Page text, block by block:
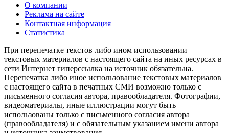
О компании
Реклама на сайте
Контактная информация
Статистика
При перепечатке текстов либо ином использовании
текстовых материалов с настоящего сайта на иных ресурсах в
сети Интернет гиперссылка на источник обязательна.
Перепечатка либо иное использование текстовых материалов
с настоящего сайта в печатных СМИ возможно только с
письменного согласия автора, правообладателя. Фотографии,
видеоматериалы, иные иллюстрации могут быть
использованы только с письменного согласия автора
(правообладателя) и с обязательным указанием имени автора